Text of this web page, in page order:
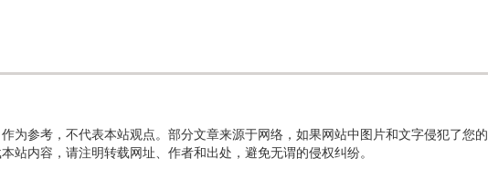
为参考，不代表本站观点。部分文章来源于网络，如果网站中图片和文字侵犯了您的
站内容，请注明转载网址、作者和出处，避免无谓的侵权纠纷。